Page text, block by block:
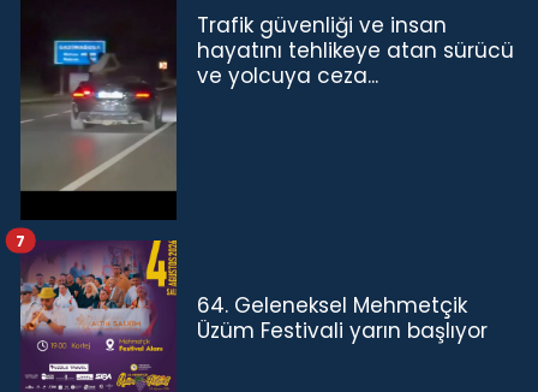
Trafik güvenliği ve insan
hayatını tehlikeye atan sürücü
ve yolcuya ceza...
64. Geleneksel Mehmetçik
Üzüm Festivali yarın başlıyor
7